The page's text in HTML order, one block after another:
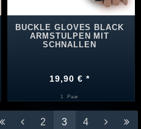
BUCKLE GLOVES BLACK
ARMSTULPEN MIT
SCHNALLEN
19,90 € *
1 Paar
2 3 4